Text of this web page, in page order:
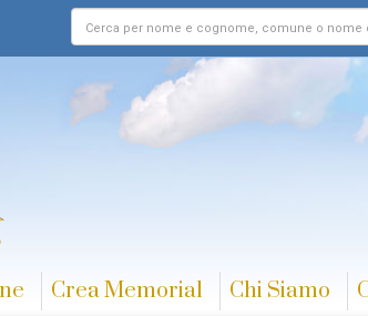
Crea Memorial Chi Siamo